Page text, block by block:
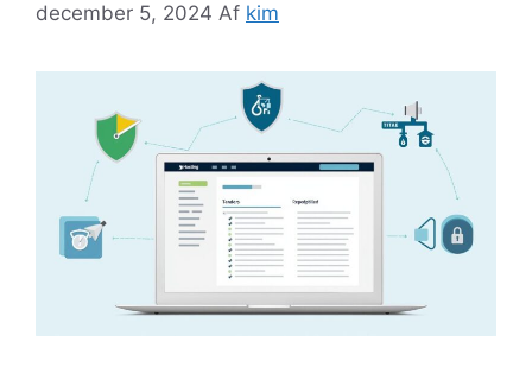
december 5, 2024 Af kim